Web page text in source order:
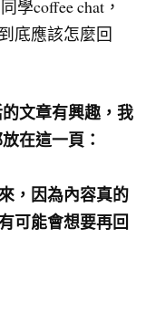
學coffee chat，
底應該怎麼回
文章有興趣，我
在這一頁：
，因為內容真的
可能會想要再回